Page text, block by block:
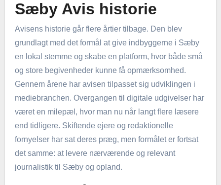
Sæby Avis historie
Avisens historie går flere årtier tilbage. Den blev
grundlagt med det formål at give indbyggerne i Sæby
en lokal stemme og skabe en platform, hvor både små
og store begivenheder kunne få opmærksomhed.
Gennem årene har avisen tilpasset sig udviklingen i
mediebranchen. Overgangen til digitale udgivelser har
været en milepæl, hvor man nu når langt flere læsere
end tidligere. Skiftende ejere og redaktionelle
fornyelser har sat deres præg, men formålet er fortsat
det samme: at levere nærværende og relevant
journalistik til Sæby og opland.